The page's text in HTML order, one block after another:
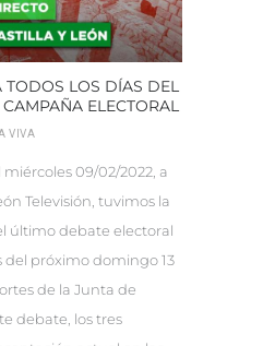
TODOS LOS DÍAS DEL
ELECTORAL
VIVA
09/02/2022, a
Televisión, tuvimos la
último debate electoral
del próximo domingo 13
de la Junta de
debate, los tres